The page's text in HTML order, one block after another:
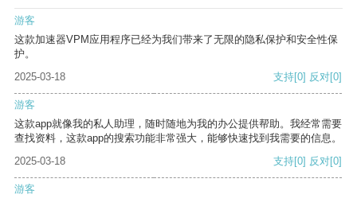
游客
这款加速器VPM应用程序已经为我们带来了无限的隐私保护和安全性保
护。
2025-03-18
支持[0] 反对[0]
游客
这款app就像我的私人助理，随时随地为我的办公提供帮助。我经常需要
查找资料，这款app的搜索功能非常强大，能够快速找到我需要的信息。
2025-03-18
支持[0] 反对[0]
游客